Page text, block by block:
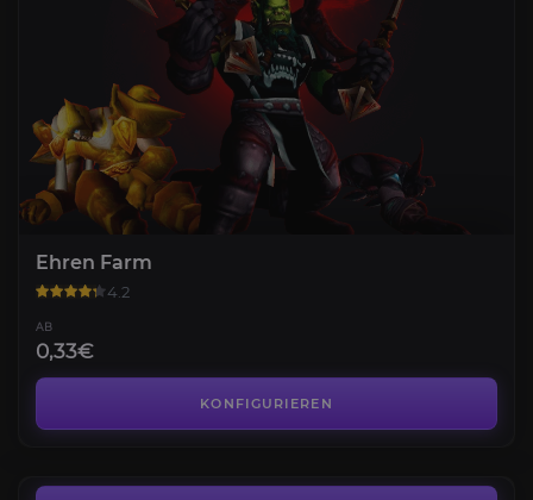
Ehren Farm
4.2
AB
0,33€
KONFIGURIEREN
SoD Berufe